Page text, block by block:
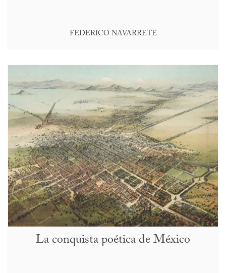
FEDERICO NAVARRETE
La conquista poética de México